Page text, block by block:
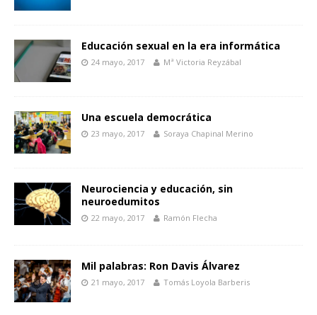
Educación sexual en la era informática
24 mayo, 2017 Mª Victoria Reyzábal
Una escuela democrática
23 mayo, 2017 Soraya Chapinal Merino
Neurociencia y educación, sin
neuroedumitos
22 mayo, 2017 Ramón Flecha
Mil palabras: Ron Davis Álvarez
21 mayo, 2017 Tomás Loyola Barberis